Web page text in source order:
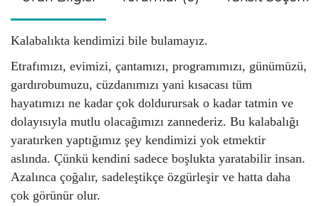
Kalabalıkta kendimizi bile bulamayız.
Etrafımızı, evimizi, çantamızı, programımızı, günümüzü,
gardırobumuzu, cüzdanımızı yani kısacası tüm
hayatımızı ne kadar çok doldurursak o kadar tatmin ve
dolayısıyla mutlu olacağımızı zannederiz. Bu kalabalığı
yaratırken yaptığımız şey kendimizi yok etmektir
aslında. Çünkü kendini sadece boşlukta yaratabilir insan.
Azalınca çoğalır, sadeleştikçe özgürleşir ve hatta daha
çok görünür olur.